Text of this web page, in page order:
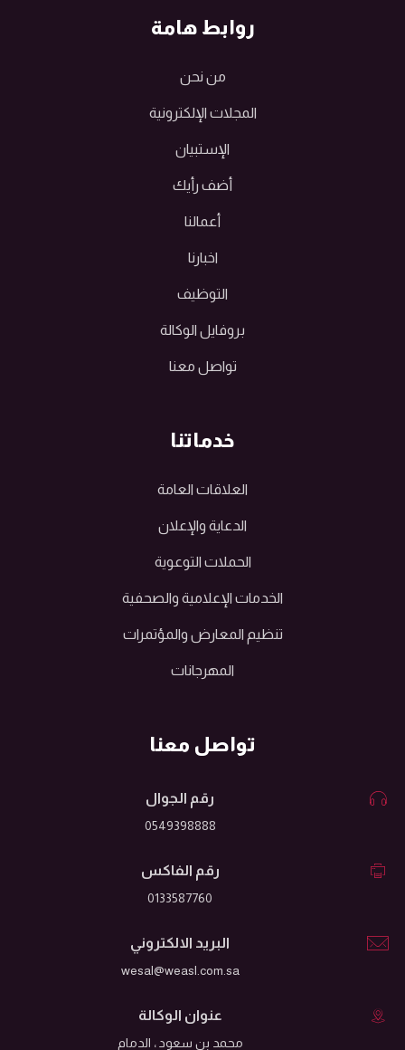
روابط هامة
من نحن
المجلات الإلكترونية
الإستبيان
أضف رأيك
أعمالنا
اخبارنا
التوظيف
بروفايل الوكالة
تواصل معنا
خدماتنا
العلاقات العامة
الدعاية والإعلان
الحملات التوعوية
الخدمات الإعلامية والصحفية
تنظيم المعارض والمؤتمرات
المهرجانات
تواصل معنا
رقم الجوال
0549398888
رقم الفاكس
0133587760
البريد الالكتروني
wesal@weasl.com.sa
عنوان الوكالة
محمد بن سعود ، الدمام